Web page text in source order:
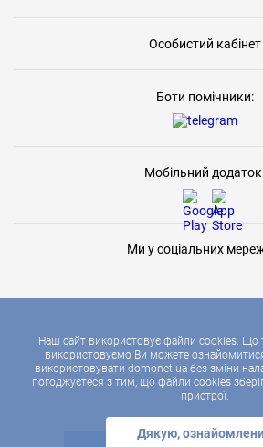
Наш сайт використовує файли cookies. Що
використовуємо Ви можете
використовувати domonet.ua без зміни
погоджуєтеся з тим, що файли cookies
пристрої.
Дякую,
Особистий кабінет
Боти помічники:
Мобільний
Ми у соціальних
2026 © ДОМОНЕТ, УСІ ПРАВА